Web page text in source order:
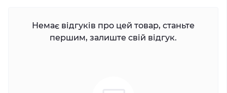
Немає відгуків про цей товар, станьте
першим, залиште свій відгук.